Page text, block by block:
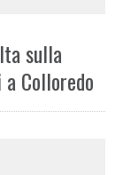
sulla
Colloredo